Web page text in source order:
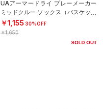
UAアーマードライ プレーメーカー
ミッドクルー ソックス（バスケット
ボール/UNISEX）
￥1,155 30%OFF
￥1,650
SOLD OUT